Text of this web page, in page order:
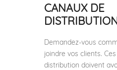
CANAUX DE
Demandez-vous
joindre vos clients.
distribution doivent